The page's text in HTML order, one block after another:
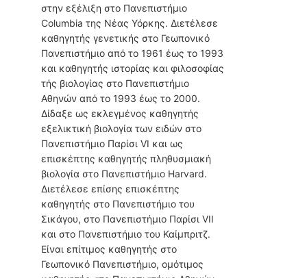
στην εξέλιξη στο Πανεπιστήμιο
Columbia της Νέας Υόρκης. Διετέλεσε
καθηγητής γενετικής στο Γεωπονικό
Πανεπιστήμιο από το 1961 έως το 1993
και καθηγητής ιστορίας και φιλοσοφίας
τής βιολογίας στο Πανεπιστήμιο
Αθηνών από το 1993 έως το 2000.
Δίδαξε ως εκλεγμένος καθηγητής
εξελικτική βιολογία των ειδών στο
Πανεπιστήμιο Παρίσι VI και ως
επισκέπτης καθηγητής πληθυσμιακή
βιολογία στο Πανεπιστήμιο Harvard.
Διετέλεσε επίσης επισκέπτης
καθηγητής στο Πανεπιστήμιο του
Σικάγου, στο Πανεπιστήμιο Παρίσι VII
και στο Πανεπιστήμιο του Καίμπριτζ.
Είναι επίτιμος καθηγητής στο
Γεωπονικό Πανεπιστήμιο, ομότιμος